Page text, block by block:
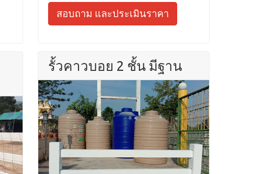
สอบถาม และประเมินราคา
รั้วคาวบอย 2 ชั้น มีฐาน